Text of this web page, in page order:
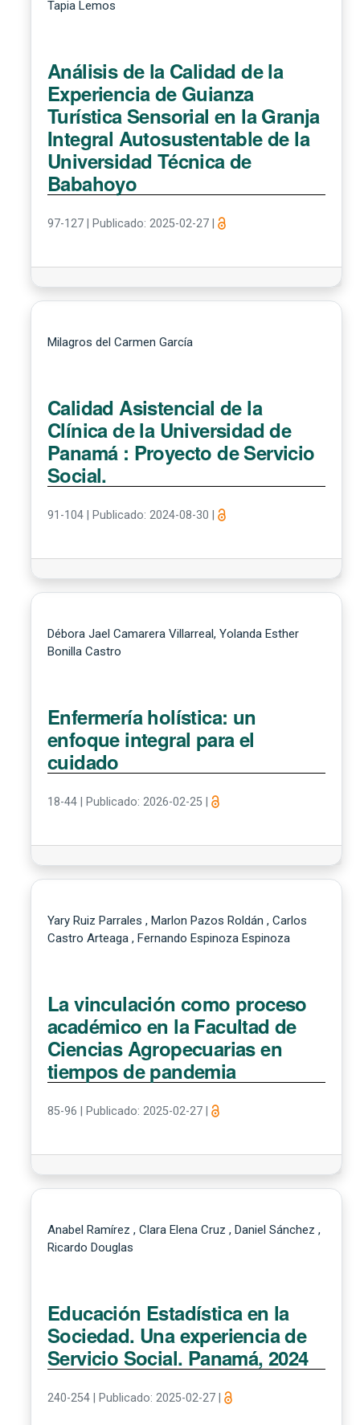
Tapia Lemos
Análisis de la Calidad de la
Experiencia de Guianza
Turística Sensorial en la Granja
Integral Autosustentable de la
Universidad Técnica de
Babahoyo
97-127 Publicado: 2025-02-27
Milagros del Carmen García
Calidad Asistencial de la
Clínica de la Universidad de
Panamá : Proyecto de Servicio
Social.
91-104 Publicado: 2024-08-30
Débora Jael Camarera Villarreal, Yolanda Esther
Bonilla Castro
Enfermería holística: un
enfoque integral para el
cuidado
18-44 Publicado: 2026-02-25
Yary Ruiz Parrales , Marlon Pazos Roldán , Carlos
Castro Arteaga , Fernando Espinoza Espinoza
La vinculación como proceso
académico en la Facultad de
Ciencias Agropecuarias en
tiempos de pandemia
85-96 Publicado: 2025-02-27
Anabel Ramírez , Clara Elena Cruz , Daniel Sánchez ,
Ricardo Douglas
Educación Estadística en la
Sociedad. Una experiencia de
Servicio Social. Panamá, 2024
240-254 Publicado: 2025-02-27